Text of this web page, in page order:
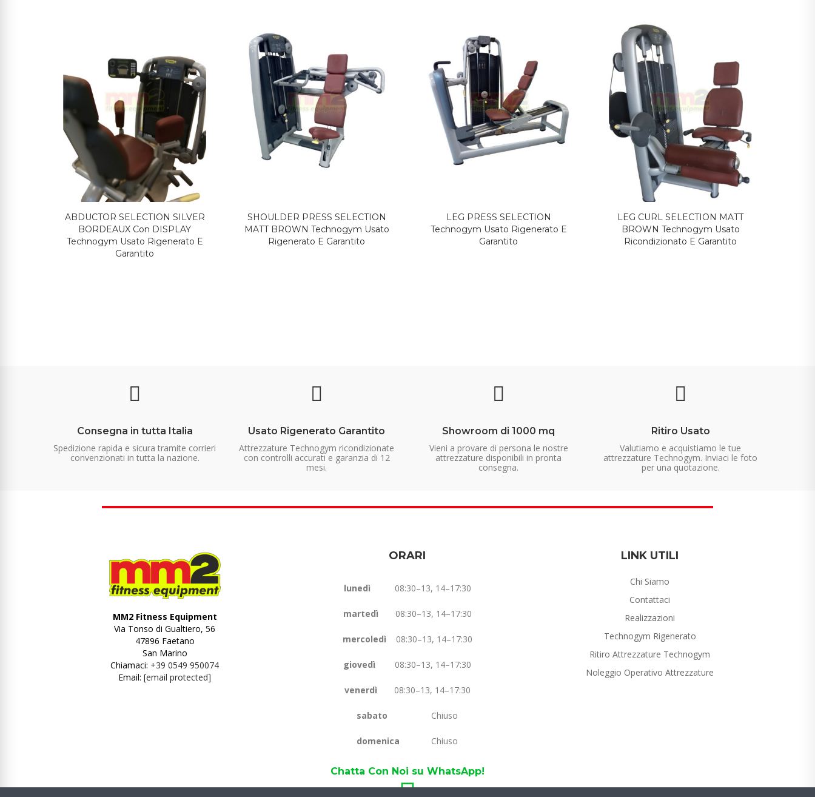
ABDUCTOR SELECTION SILVER
BORDEAUX Con DISPLAY
Technogym Usato Rigenerato E
Garantito
SHOULDER PRESS SELECTION
MATT BROWN Technogym Usato
Rigenerato E Garantito
LEG PRESS SELECTION
Technogym Usato Rigenerato E
Garantito
LEG CURL SELECTION MATT
BROWN Technogym Usato
Ricondizionato E Garantito
Consegna in tutta Italia
Spedizione rapida e sicura tramite corrieri
convenzionati in tutta la nazione.
Usato Rigenerato Garantito
Attrezzature Technogym ricondizionate
con controlli accurati e garanzia di 12
mesi.
Showroom di 1000 mq
Vieni a provare di persona le nostre
attrezzature disponibili in pronta
consegna.
Ritiro Usato
Valutiamo e acquistiamo le tue
attrezzature Technogym. Inviaci le foto
per una quotazione.
MM2 Fitness Equipment
Via Tonso di Gualtiero, 56
47896 Faetano
San Marino
Chiamaci: +39 0549 950074
Email:[email protected]
ORARI
lunedì 08:30–13, 14–17:30
martedì 08:30–13, 14–17:30
mercoledì 08:30–13, 14–17:30
giovedì 08:30–13, 14–17:30
venerdì 08:30–13, 14–17:30
sabato Chiuso
domenica Chiuso
Chatta Con Noi su WhatsApp!
LINK UTILI
Chi Siamo
Contattaci
Realizzazioni
Technogym Rigenerato
Ritiro Attrezzature Technogym
Noleggio Operativo Attrezzature